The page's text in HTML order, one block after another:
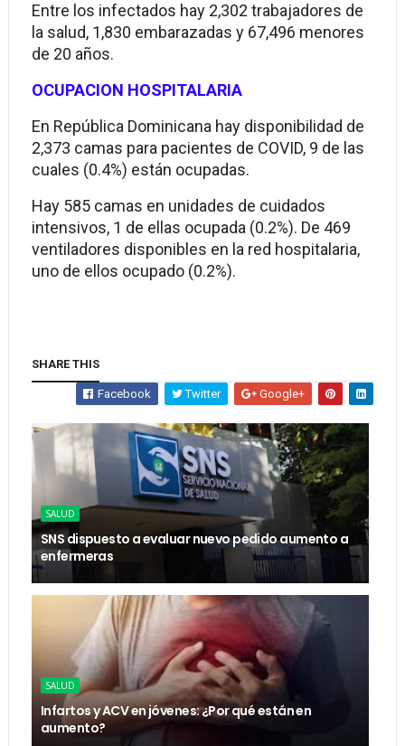
Entre los infectados hay 2,302 trabajadores de
la salud, 1,830 embarazadas y 67,496 menores
de 20 años.
OCUPACION HOSPITALARIA
En República Dominicana hay disponibilidad de
2,373 camas para pacientes de COVID, 9 de las
cuales (0.4%) están ocupadas.
Hay 585 camas en unidades de cuidados
intensivos, 1 de ellas ocupada (0.2%). De 469
ventiladores disponibles en la red hospitalaria,
uno de ellos ocupado (0.2%).
SHARE THIS
Facebook Twitter Google+
SALUD
SNS dispuesto a evaluar nuevo pedido aumento a
enfermeras
SALUD
Infartos y ACV en jóvenes: ¿Por qué están en
aumento?